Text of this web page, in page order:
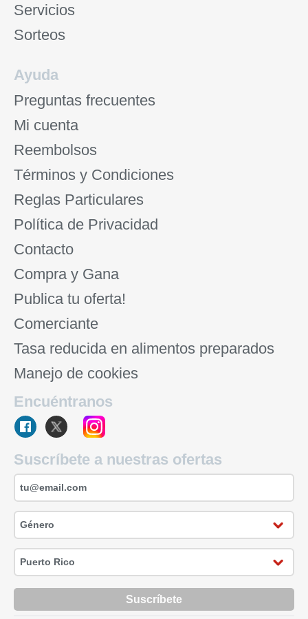
Servicios
Sorteos
Ayuda
Preguntas frecuentes
Mi cuenta
Reembolsos
Términos y Condiciones
Reglas Particulares
Política de Privacidad
Contacto
Compra y Gana
Publica tu oferta!
Comerciante
Tasa reducida en alimentos preparados
Manejo de cookies
Encuéntranos
Suscríbete a nuestras ofertas
Suscríbete